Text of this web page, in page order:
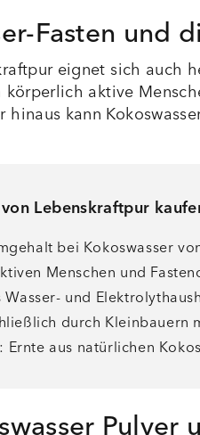
Fasten und
eignet sich
aktive
hinaus kann
Lebenskraftpur
bei Kokoswasser
Menschen und
und
durch
aus natürlichen